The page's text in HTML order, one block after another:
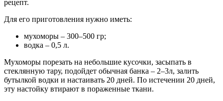
рецепт.
Для его приготовления нужно иметь:
мухоморы – 300–500 гр;
водка – 0,5 л.
Мухоморы порезать на небольшие кусочки, засыпать в
стеклянную тару, подойдет обычная банка – 2–3л, залить
бутылкой водки и настаивать 20 дней. По истечении 20 дней,
эту настойку втирают в пораженные ткани.